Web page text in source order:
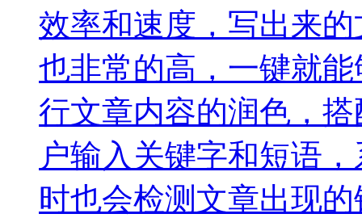
效率和速度，写出来
也非常的高，一键就
行文章内容的润色，
户输入关键字和短语
时也会检测文章出现